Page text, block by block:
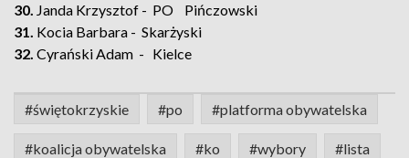
30. Janda Krzysztof - PO Pińczowski
31. Kocia Barbara - Skarżyski
32. Cyrański Adam - Kielce
#świętokrzyskie #po #platforma obywatelska
#koalicja obywatelska #ko #wybory #lista